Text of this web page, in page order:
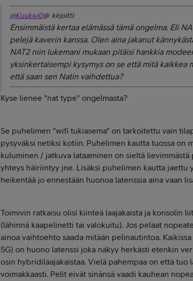
@Kuukivi0@ kirjoitti:
Ensimmäistä kertaa elämässä tämä ongelma. Eli
pelejä kaverin kanssa. Olen aina jakanut
NAT2 niin lukemani mukaan pitäisi hankkia
yksinkertaisempi kysymys on se että mitä kaikkea
että saan sen Natin vaihdettua?
Kyse lienee "nat type" ongelmasta?
Se puhelimen "wifi tukiasema" on tarkoitettu vain
pysyväksi netiksi kotiin. Puhelimen kautta tuossa on
kuluminen / jatkuva lataaminen on sieltä
yhteys häiriintyy jne. Lisäksi puhelimen kautta jaettu
heikentää jo ennestään huonoa latenssia aina vaan
Toimivin ratkaisu olisi kiinteä laajakaista ja konsolin
(lähinnä kaapelinetti tai valokuitu). Jos pelaat
ainoa vaihtoehto saada mitään pelinautintoa.
5G) on huono latenssi joka näkyy herkästi etenkin
osin hybridilaajakaistaa. Vielä pahempaa on että tuo
voimakkaasti. Pelit eivät sinänsä vaadi kauhean